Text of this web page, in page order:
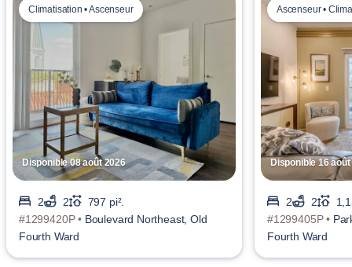
Disponible 08 août 2026
Climatisation • Ascenseur
2 2
797 pi².
#1299420P • Boulevard Northeast, Old
Fourth Ward
Disponible 16
Ascenseur •
2 2
#1299405P •
Fourth Ward